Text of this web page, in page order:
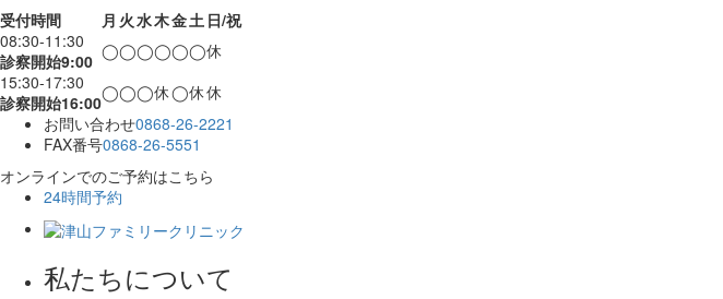
受付時間
月 火水木金土 日/祝
08:30-11:30
診察開始9:00 ◯◯◯◯◯◯休
15:30-17:30
診察開始16:00◯◯◯休◯休休
お問い合わせ0868-26-2221
FAX番号0868-26-5551
オンラインでのご予約はこちら
24時間予約
私たちについて